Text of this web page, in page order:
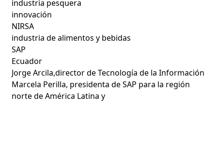
industria pesquera
innovación
NIRSA
industria de alimentos y bebidas
SAP
Ecuador
Jorge Arcila,director de Tecnología de la Información
Marcela Perilla, presidenta de SAP para la región
norte de América Latina y